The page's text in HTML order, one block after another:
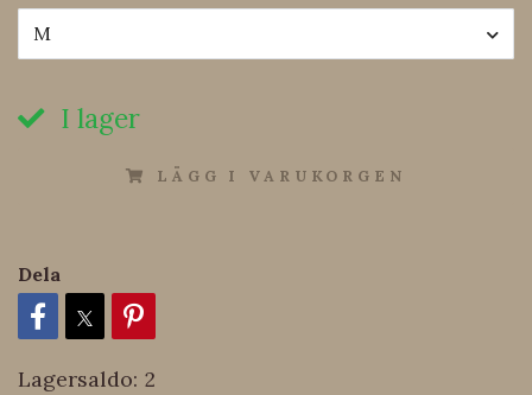
M
I lager
LÄGG I VARUKORGEN
Dela
Lagersaldo: 2